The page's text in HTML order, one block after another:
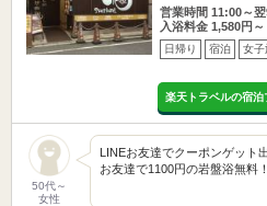
営業時間 11:00～
入浴料金 1,580円～
日帰り 宿泊 女子
楽天トラベルの宿泊
50代～
女性
LINEお友達でクーポンゲット
お友達で1100円の岩盤浴無料